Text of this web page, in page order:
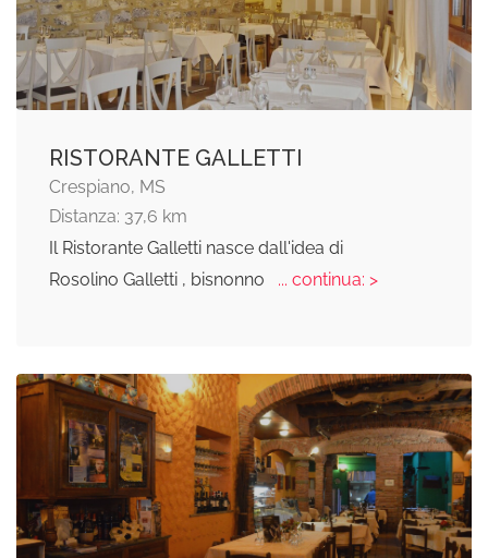
RISTORANTE GALLETTI
Crespiano, MS
Distanza: 37,6 km
Il Ristorante Galletti nasce dall'idea di
Rosolino Galletti , bisnonno
... continua: >